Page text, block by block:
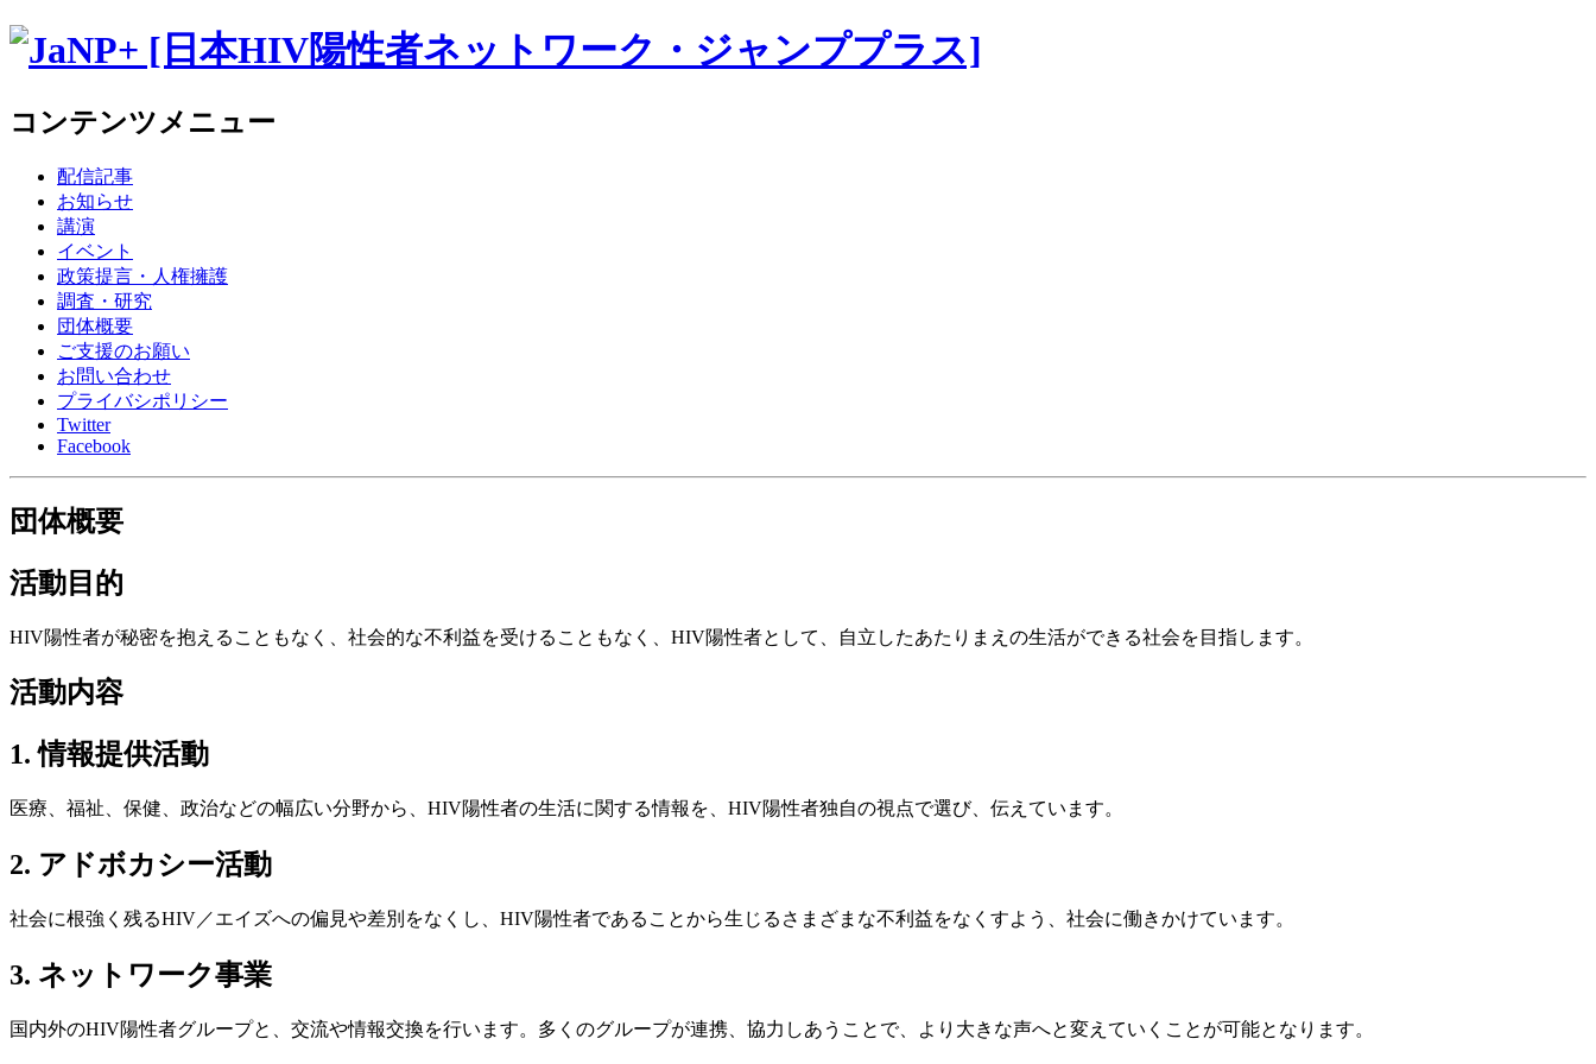
コンテンツメニュー
配信記事
お知らせ
講演
イベント
政策提言 ・ 人権擁護
調査 ・ 研究
団体概要
ご支援のお願い
お問い合わせ
プライバシポリシー
Twitter
Facebook
団体概要
活動目的
HIV陽性者が秘密を抱えることもなく、社会的な不利益を受けることもなく、HIV陽性者として、自立したあたりまえの生活ができる社会を目指します。
活動内容
1. 情報提供活動
医療、福祉、保健、政治などの幅広い分野から、HIV陽性者の生活に関する情報を、HIV陽性者独自の視点で選び、伝えています。
2. アドボカシー活動
社会に根強く残るHIV／エイズへの偏見や差別をなくし、HIV陽性者であることから生じるさまざまな不利益をなくすよう、社会に働きかけています。
3. ネットワーク事業
国内外のHIV陽性者グループと、交流や情報交換を行います。多くのグループが連携、協力しあうことで、より大きな声へと変えていくことが可能となります。